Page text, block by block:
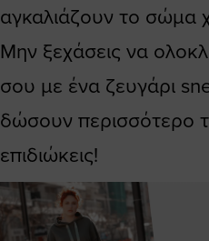
αγκαλιάζουν το σώμα
Μην ξεχάσεις να
σου με ένα ζευγάρι
δώσουν περισσότερο
επιδιώκεις!